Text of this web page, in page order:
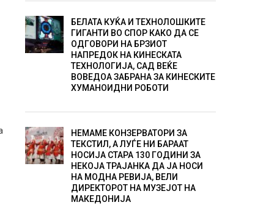
БЕЛАТА КУЌА И ТЕХНОЛОШКИТЕ
ГИГАНТИ ВО СПОР КАКО ДА СЕ
ОДГОВОРИ НА БРЗИОТ
НАПРЕДОК НА КИНЕСКАТА
ТЕХНОЛОГИЈА, САД ВЕЌЕ
ВОВЕДОА ЗАБРАНА ЗА КИНЕСКИТЕ
ХУМАНОИДНИ РОБОТИ
НЕМАМЕ КОНЗЕРВАТОРИ ЗА
ТЕКСТИЛ, А ЛУЃЕ НИ БАРААТ
НОСИЈА СТАРА 130 ГОДИНИ ЗА
НЕКОЈА ТРАЈАНКА ДА ЈА НОСИ
НА МОДНА РЕВИЈА, ВЕЛИ
ДИРЕКТОРОТ НА МУЗЕЈОТ НА
МАКЕДОНИЈА